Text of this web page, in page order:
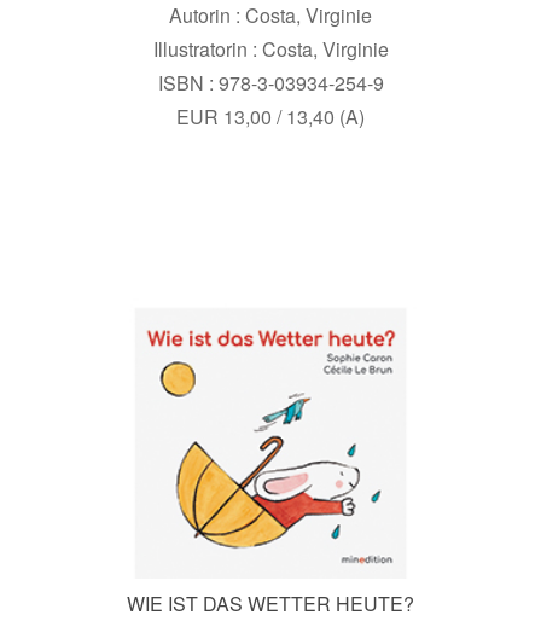
Autorin : Costa, Virginie
Illustratorin : Costa, Virginie
ISBN : 978-3-03934-254-9
EUR 13,00 / 13,40 (A)
WIE IST DAS WETTER HEUTE?